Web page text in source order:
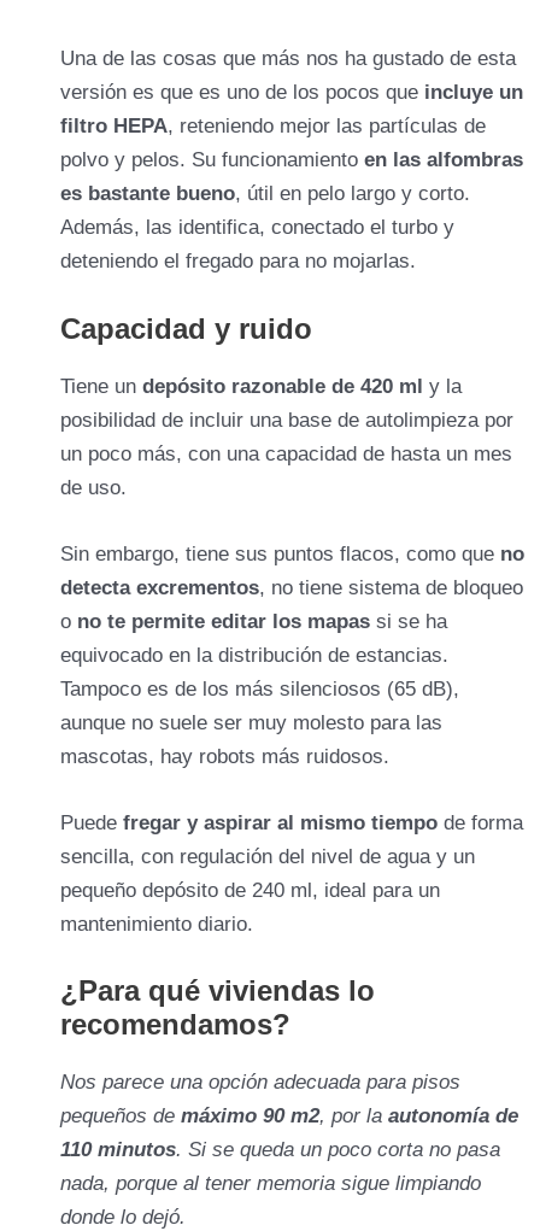
Una de las cosas que más nos ha gustado de esta
versión es que es uno de los pocos que incluye un
filtro HEPA, reteniendo mejor las partículas de
polvo y pelos. Su funcionamiento en las alfombras
es bastante bueno, útil en pelo largo y corto.
Además, las identifica, conectado el turbo y
deteniendo el fregado para no mojarlas.
Capacidad y ruido
Tiene un depósito razonable de 420 ml y la
posibilidad de incluir una base de autolimpieza por
un poco más, con una capacidad de hasta un mes
de uso.
Sin embargo, tiene sus puntos flacos, como que no
detecta excrementos, no tiene sistema de bloqueo
o no te permite editar los mapas si se ha
equivocado en la distribución de estancias.
Tampoco es de los más silenciosos (65 dB),
aunque no suele ser muy molesto para las
mascotas, hay robots más ruidosos.
Puede fregar y aspirar al mismo tiempo de forma
sencilla, con regulación del nivel de agua y un
pequeño depósito de 240 ml, ideal para un
mantenimiento diario.
¿Para qué viviendas lo
recomendamos?
Nos parece una opción adecuada para pisos
pequeños de máximo 90 m2, por la autonomía de
110 minutos. Si se queda un poco corta no pasa
nada, porque al tener memoria sigue limpiando
donde lo dejó.